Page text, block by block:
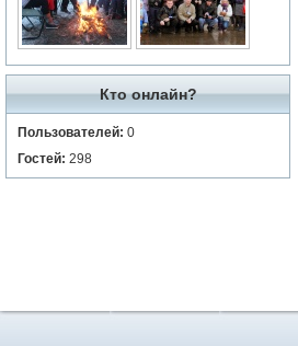
Кто онлайн?
Пользователей: 0
Гостей: 298